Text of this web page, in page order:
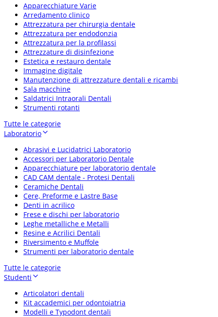
Apparecchiature Varie
Arredamento clinico
Attrezzatura per chirurgia dentale
Attrezzatura per endodonzia
Attrezzatura per la profilassi
Attrezzature di disinfezione
Estetica e restauro dentale
Immagine digitale
Manutenzione di attrezzature dentali e ricambi
Sala macchine
Saldatrici Intraorali Dentali
Strumenti rotanti
Tutte le categorie
Laboratorio
Abrasivi e Lucidatrici Laboratorio
Accessori per Laboratorio Dentale
Apparecchiature per laboratorio dentale
CAD CAM dentale - Protesi Dentali
Ceramiche Dentali
Cere, Preforme e Lastre Base
Denti in acrilico
Frese e dischi per laboratorio
Leghe metalliche e Metalli
Resine e Acrilici Dentali
Riversimento e Muffole
Strumenti per laboratorio dentale
Tutte le categorie
Studenti
Articolatori dentali
Kit accademici per odontoiatria
Modelli e Typodont dentali